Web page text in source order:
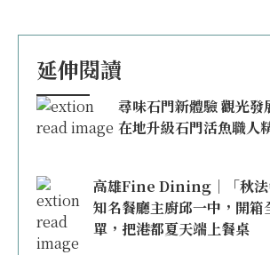
延伸閱讀
尋味石門新體驗 觀光發
在地升級石門活魚職人
高雄Fine Dining｜「秋法
知名餐廳主廚邱一中，開箱
單，把港都夏天端上餐桌